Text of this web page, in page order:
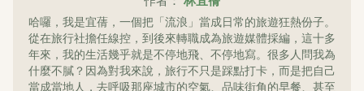
哈囉，我是宜蒨，一個把「流浪」當成日常的旅遊狂熱份子。
從在旅行社擔任線控，到後來轉職成為旅遊媒體採編，這十多
年來，我的生活幾乎就是不停地飛、不停地寫。很多人問我為
什麼不膩？因為對我來說，旅行不只是踩點打卡，而是把自己
當成當地人，去呼吸那座城市的空氣、品味街角的早餐、甚至